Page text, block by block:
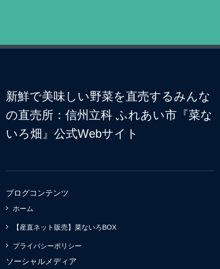
新鮮で美味しい野菜を直売するみんな
の直売所：信州立科 ふれあい市『菜な
いろ畑』公式Webサイト
ブログコンテンツ
ホーム
【産直ネット販売】菜ないろBOX
プライバシーポリシー
ソーシャルメディア